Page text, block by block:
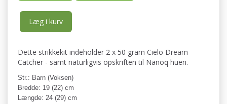
Læg i kurv
Dette strikkekit indeholder 2 x 50 gram Cielo Dream
Catcher - samt naturligvis opskriften til Nanoq huen.
Str.: Barn (Voksen)
Bredde: 19 (22) cm
Længde: 24 (29) cm